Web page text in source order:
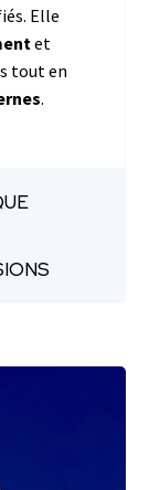
Elle
et
tout en
.